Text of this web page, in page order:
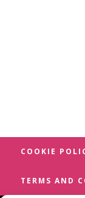
COOKIE
TERMS AND